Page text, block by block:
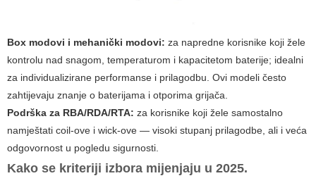
Box modovi i mehanički modovi: za napredne korisnike koji žele
kontrolu nad snagom, temperaturom i kapacitetom baterije; idealni
za individualizirane performanse i prilagodbu. Ovi modeli često
zahtijevaju znanje o baterijama i otporima grijača.
Podrška za RBA/RDA/RTA: za korisnike koji žele samostalno
namještati coil-ove i wick-ove — visoki stupanj prilagodbe, ali i veća
odgovornost u pogledu sigurnosti.
Kako se kriteriji izbora mijenjaju u 2025.